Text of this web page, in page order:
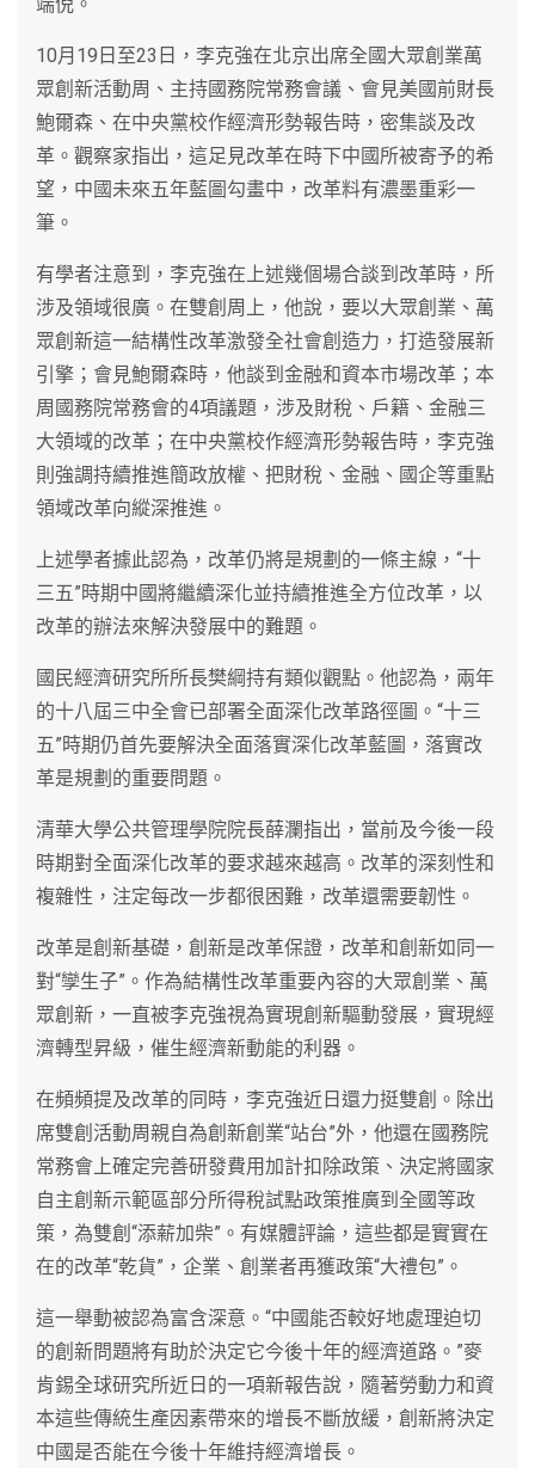
10月19日至23日，李克強在北京出席全國大眾創業萬
眾創新活動周、主持國務院常務會議、會見美國前財長
鮑爾森、在中央黨校作經濟形勢報告時，密集談及改
革。觀察家指出，這足見改革在時下中國所被寄予的希
望，中國未來五年藍圖勾畫中，改革料有濃墨重彩一
筆。
有學者注意到，李克強在上述幾個場合談到改革時，所
涉及領域很廣。在雙創周上，他說，要以大眾創業、萬
眾創新這一結構性改革激發全社會創造力，打造發展新
引擎；會見鮑爾森時，他談到金融和資本市場改革；本
周國務院常務會的4項議題，涉及財稅、戶籍、金融三
大領域的改革；在中央黨校作經濟形勢報告時，李克強
則強調持續推進簡政放權、把財稅、金融、國企等重點
領域改革向縱深推進。
上述學者據此認為，改革仍將是規劃的一條主線，“十
三五”時期中國將繼續深化並持續推進全方位改革，以
改革的辦法來解決發展中的難題。
國民經濟研究所所長樊綱持有類似觀點。他認為，兩年
的十八屆三中全會已部署全面深化改革路徑圖。“十三
五”時期仍首先要解決全面落實深化改革藍圖，落實改
革是規劃的重要問題。
清華大學公共管理學院院長薛瀾指出，當前及今後一段
時期對全面深化改革的要求越來越高。改革的深刻性和
複雜性，注定每改一步都很困難，改革還需要韌性。
改革是創新基礎，創新是改革保證，改革和創新如同一
對“孿生子”。作為結構性改革重要內容的大眾創業、萬
眾創新，一直被李克強視為實現創新驅動發展，實現經
濟轉型昇級，催生經濟新動能的利器。
在頻頻提及改革的同時，李克強近日還力挺雙創。除出
席雙創活動周親自為創新創業“站台”外，他還在國務院
常務會上確定完善研發費用加計扣除政策、決定將國家
自主創新示範區部分所得稅試點政策推廣到全國等政
策，為雙創“添薪加柴”。有媒體評論，這些都是實實在
在的改革“乾貨”，企業、創業者再獲政策“大禮包”。
這一舉動被認為富含深意。“中國能否較好地處理迫切
的創新問題將有助於決定它今後十年的經濟道路。”麥
肯錫全球研究所近日的一項新報告說，隨著勞動力和資
本這些傳統生產因素帶來的增長不斷放緩，創新將決定
中國是否能在今後十年維持經濟增長。